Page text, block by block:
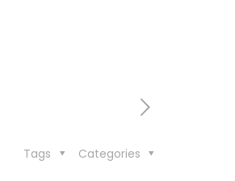
Categories
Tags